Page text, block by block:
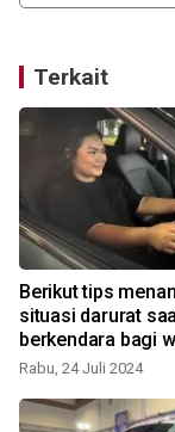
Terkait
Berikut tips
situasi darurat
berkendara bagi
Rabu, 24 Juli 2024